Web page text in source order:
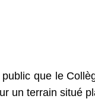
que le
un terrain situé